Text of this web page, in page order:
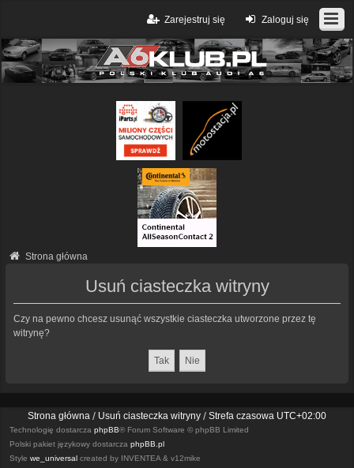
Zaloguj się
Zarejestruj się
Strona główna
Usuń ciasteczka witryny
Czy na pewno chcesz usunąć wszystkie ciasteczka utworzone przez tę
witrynę?
Strona główna Usuń ciasteczka witryny Strefa czasowa UTC+02:00
Technologię dostarcza phpBB® Forum Software © phpBB Limited
Polski pakiet językowy dostarcza phpBB.pl
Style we_universal created by INVENTEA & v12mike